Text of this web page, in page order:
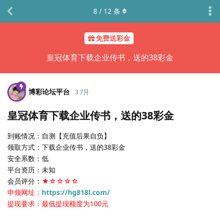
免费送彩金
皇冠体育下载企业传书，送的38彩金
8 / 12 条
博彩论坛平台 3 7月
皇冠体育下载企业传书，送的38彩金
到账情况：自测【充值后果自负】
领取方式：下载企业传书，送的38彩金
安全系数：低
平台资历：未知
会员评分： ★☆☆☆☆
申领网址： https://hg818l.com/
提现要求：最低提现额度为100元